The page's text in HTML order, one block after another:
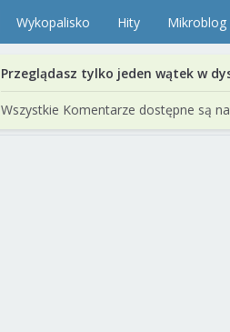
Wykopalisko Hity Mikroblog
Przeglądasz tylko jeden wątek w
Wszystkie Komentarze dostępne są na